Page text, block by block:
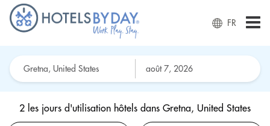
FR
2 les jours d'utilisation hôtels dans Gretna, United States